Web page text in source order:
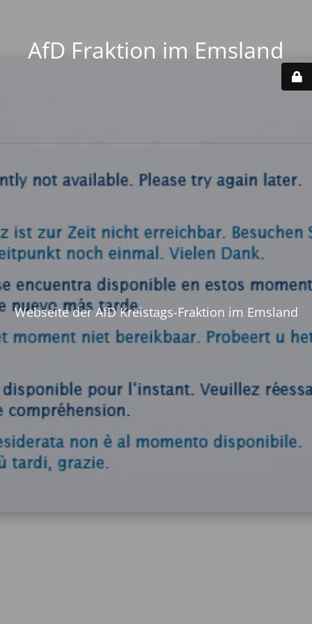
AfD Fraktion im Emsland
Webseite der AfD Kreistags-Fraktion im Emsland